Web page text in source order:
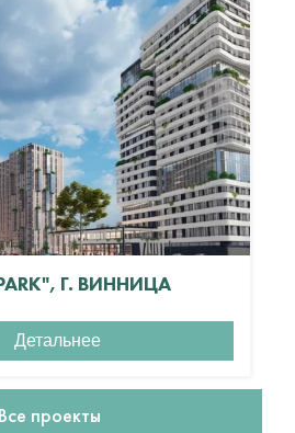
Г. ВИННИЦА
Детальнее
Все проекты